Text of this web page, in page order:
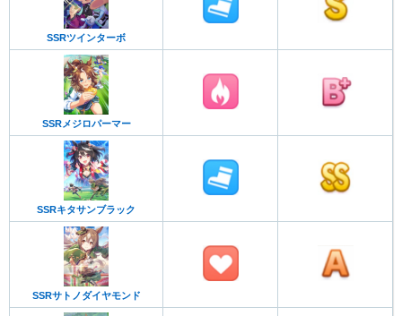
SSRツインターボ
SSRメジロパーマー
SSRキタサンブラック
SSRサトノダイヤモンド